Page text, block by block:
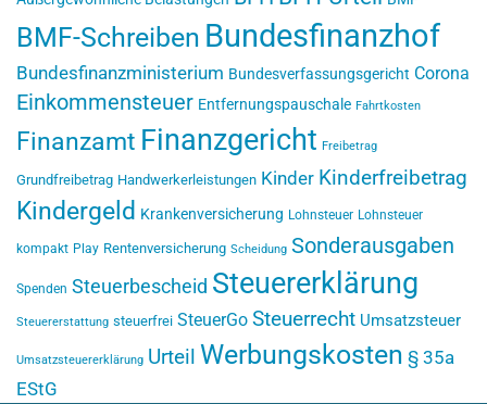
BMF-Schreiben Bundesfinanzhof
Bundesfinanzministerium Bundesverfassungsgericht Corona
Einkommensteuer Entfernungspauschale Fahrtkosten
Finanzamt Finanzgericht Freibetrag
Grundfreibetrag Handwerkerleistungen Kinder Kinderfreibetrag
Kindergeld Krankenversicherung Lohnsteuer Lohnsteuer
kompakt Play Rentenversicherung Scheidung Sonderausgaben
Spenden Steuerbescheid Steuererklärung
Steuererstattung steuerfrei SteuerGo Steuerrecht Umsatzsteuer
Umsatzsteuererklärung Urteil Werbungskosten § 35a
EStG